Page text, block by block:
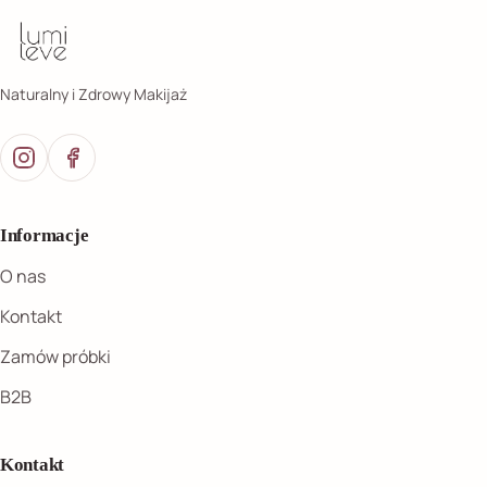
Naturalny i Zdrowy Makijaż
Informacje
O nas
Kontakt
Zamów próbki
B2B
Kontakt